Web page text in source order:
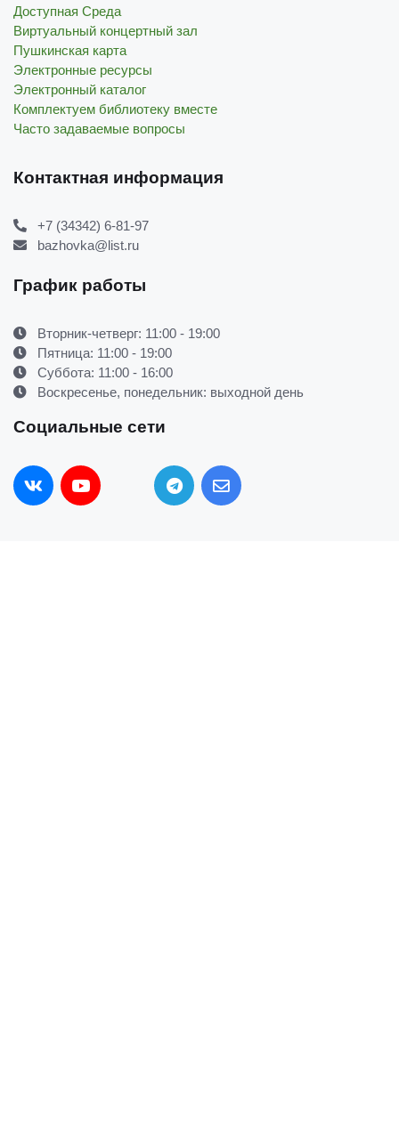
Доступная Среда
Виртуальный концертный зал
Пушкинская карта
Электронные ресурсы
Электронный каталог
Комплектуем библиотеку вместе
Часто задаваемые вопросы
Контактная информация
+7 (34342) 6-81-97
bazhovka@list.ru
График работы
Вторник-четверг: 11:00 - 19:00
Пятница: 11:00 - 19:00
Суббота: 11:00 - 16:00
Воскресенье, понедельник: выходной день
Социальные сети